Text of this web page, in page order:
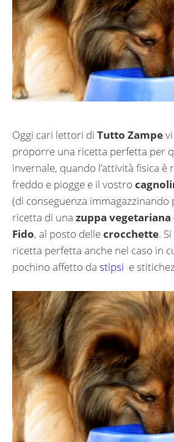
Oggi cari lettori di Tutto Zampe
proporre una ricetta perfetta per
invernale, quando l’attività fisica è
freddo e piogge e il vostro
(di conseguenza immagazzinando
ricetta di una zuppa vegetariana
Fido, al posto dellecrocchette.
ricetta perfetta anche nel caso in
pochino affetto da stipsi e